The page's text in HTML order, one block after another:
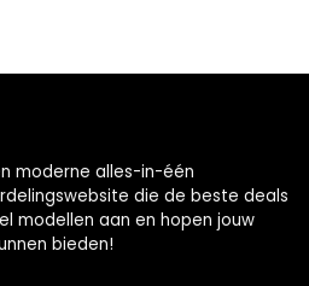
moderne alles-in-één
die de beste deals
modellen aan en hopen jouw
bieden!